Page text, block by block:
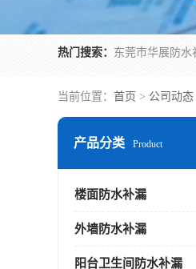
热门搜索：
当前位置： 首页 > 公司动态
产品分类 Product
楼面防水补漏
外墙防水补漏
阳台卫生间防水补漏